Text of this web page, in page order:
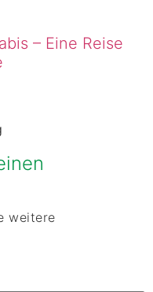
– Eine Reise
weitere